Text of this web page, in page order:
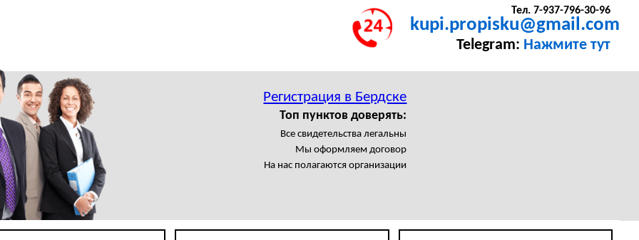
Тел. 7-937-796-30-96
kupi.propisku@gmail.com
Telegram: Нажмите тут
Регистрация в Бердске
Топ пунктов доверять:
Все свидетельства легальны
Мы оформляем договор
На нас полагаются организации